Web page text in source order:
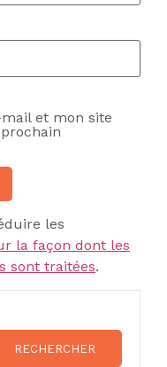
et mon site
les
la façon dont les
sont traitées.
RECHERCHER